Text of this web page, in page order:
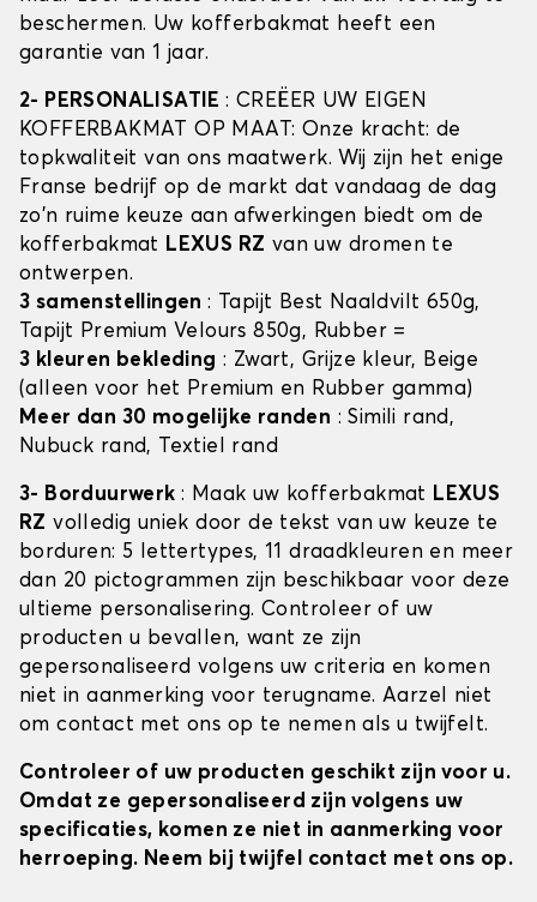
beschermen. Uw kofferbakmat heeft een
garantie van 1 jaar.
2- PERSONALISATIE: CREËER UW EIGEN
KOFFERBAKMAT OP MAAT: Onze kracht: de
topkwaliteit van ons maatwerk. Wij zijn het enige
Franse bedrijf op de markt dat vandaag de dag
zo'n ruime keuze aan afwerkingen biedt om de
kofferbakmat LEXUS RZ van uw dromen te
ontwerpen.
3 samenstellingen: Tapijt Best Naaldvilt 650g,
Tapijt Premium Velours 850g, Rubber =
3 kleuren bekleding : Zwart, Grijze kleur, Beige
(alleen voor het Premium en Rubber gamma)
Meer dan 30 mogelijke randen : Simili rand,
Nubuck rand, Textiel rand
3- Borduurwerk : Maak uw kofferbakmat LEXUS
RZ volledig uniek door de tekst van uw keuze te
borduren: 5 lettertypes, 11 draadkleuren en meer
dan 20 pictogrammen zijn beschikbaar voor deze
ultieme personalisering. Controleer of uw
producten u bevallen, want ze zijn
gepersonaliseerd volgens uw criteria en komen
niet in aanmerking voor terugname. Aarzel niet
om contact met ons op te nemen als u twijfelt.
Controleer of uw producten geschikt zijn voor u.
Omdat ze gepersonaliseerd zijn volgens uw
specificaties, komen ze niet in aanmerking voor
herroeping. Neem bij twijfel contact met ons op.